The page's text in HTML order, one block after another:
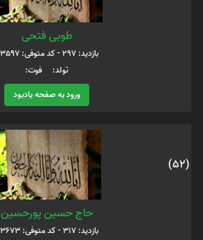
طوبی فتحی
بازدید: 297 - کد متوفی: 73597
تولد: فوت:
ورود به صفحه یادبود
(52)
حاج حسین پورحسین
بازدید: 317 - کد متوفی: 73673